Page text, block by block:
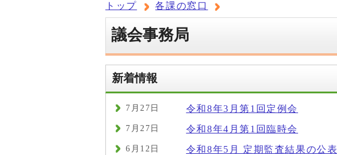
トップ 各課の窓口
議会事務局
新着情報
7月27日 令和8年3月第1回定例会
7月27日 令和8年4月第1回臨時会
6月12日 令和8年5月 定期監査結果の公表